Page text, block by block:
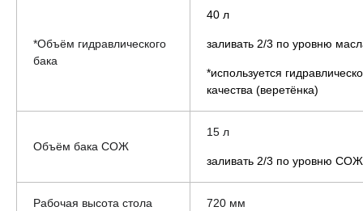
*Объём гидравлического
бака
40 л
заливать 2/3 по уровню
*используется
качества (веретёнка)
Объём бака СОЖ
15 л
заливать 2/3 по уровню СОЖ
Рабочая высота стола 720 мм